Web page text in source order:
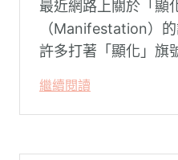
最近網路上關於「顯
（Manifestation）
許多打著「顯化」旗
能吸引財富、關係與
療癒，卻經常缺乏實
繼續閱讀